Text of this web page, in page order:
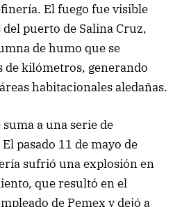
El fuego fue visible
del puerto de Salina Cruz,
de humo que se
de kilómetros, generando
habitacionales aledañas.
a una serie de
pasado 11 de mayo de
sufrió una explosión en
que resultó en el
de Pemex y dejó a